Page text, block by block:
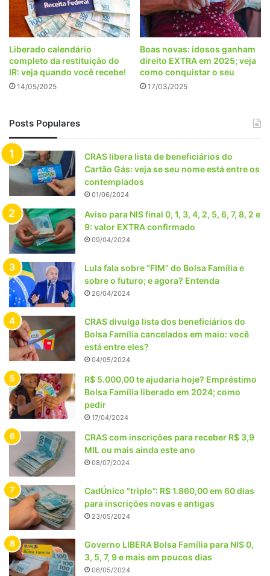
Liberado calendário
completo da restituição do
IR: veja quando você recebe!
14/05/2025
Boas novas: idosos ganham
direito EXTRA em 2025; veja
como conquistar o seu
17/03/2025
Posts Populares
CRAS libera lista de beneficiários do
Cartão Gás: veja se seu nome está entre os
contemplados
01/06/2024
Aviso para NIS final 0, 1, 3, 4, 2, 5, 6, 7, 8, 2 e
9: valor EXTRA confirmado
09/04/2024
Lula fala sobre “FIM” do Bolsa Família e
sobre o futuro; e agora? Entenda
26/04/2024
CRAS divulga lista dos beneficiários do
Bolsa Família cancelados em maio: você
está entre eles?
04/05/2024
R$ 5.000,00 te ajudaria hoje? Empréstimo
Bolsa Família liberado em 2024; como
pedir
17/04/2024
CRAS com inscrições para receber R$ 3,9
MIL ou mais ainda este ano
08/07/2024
CadÚnico “triplo”: R$ 1.860,00 em 60 dias
para inscrições novas e antigas
23/05/2024
Governo LIBERA Bolsa Família para NIS 0,
3, 5, 7, 9 e mais em poucos dias
06/05/2024